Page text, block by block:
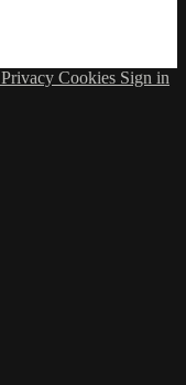
Privacy Cookies Sign in